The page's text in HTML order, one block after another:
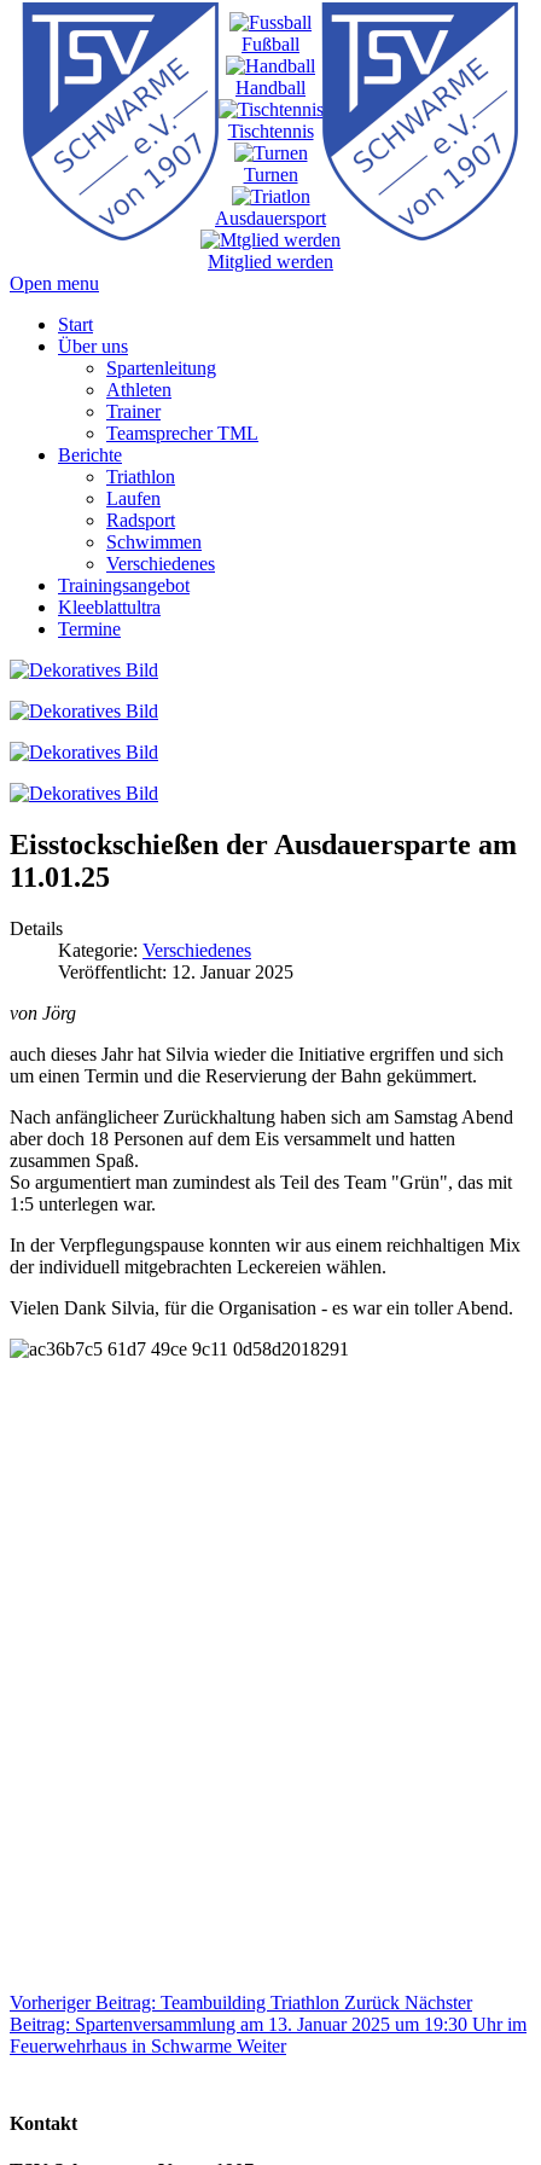
Fußball
Handball
Tischtennis
Turnen
Ausdauersport
Mitglied werden
Open menu
Start
Über uns
Spartenleitung
Athleten
Trainer
Teamsprecher TML
Berichte
Triathlon
Laufen
Radsport
Schwimmen
Verschiedenes
Trainingsangebot
Kleeblattultra
Termine
Eisstockschießen der Ausdauersparte am
11.01.25
Details
Kategorie: Verschiedenes
Veröffentlicht: 12. Januar 2025
von Jörg
auch dieses Jahr hat Silvia wieder die Initiative ergriffen und sich
um einen Termin und die Reservierung der Bahn gekümmert.
Nach anfänglicheer Zurückhaltung haben sich am Samstag Abend
aber doch 18 Personen auf dem Eis versammelt und hatten
zusammen Spaß.
So argumentiert man zumindest als Teil des Team "Grün", das mit
1:5 unterlegen war.
In der Verpflegungspause konnten wir aus einem reichhaltigen Mix
der individuell mitgebrachten Leckereien wählen.
Vielen Dank Silvia, für die Organisation - es war ein toller Abend.
Vorheriger Beitrag: Teambuilding Triathlon Zurück Nächster
Beitrag: Spartenversammlung am 13. Januar 2025 um 19:30 Uhr im
Feuerwehrhaus in Schwarme Weiter
Kontakt